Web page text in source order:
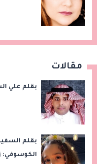
مقالات
بقلم علي
بقلم
الكوسوفي: